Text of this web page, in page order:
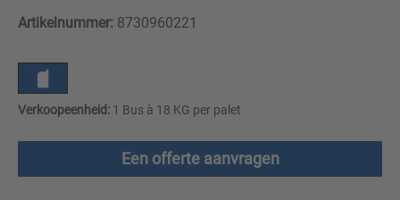
Artikelnummer: 8730960221
Verkoopeenheid: 1 Bus à 18 KG per palet
Een offerte aanvragen